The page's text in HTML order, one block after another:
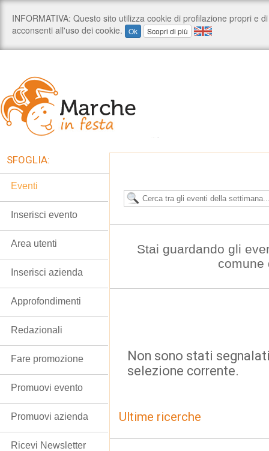
Stai guardando gli
comune
Non sono stati
selezione corrente.
Ultime ricerche
SFOGLIA:
Eventi
Inserisci evento
Area utenti
Inserisci azienda
Approfondimenti
Redazionali
Fare promozione
Promuovi evento
Promuovi azienda
Ricevi Newsletter